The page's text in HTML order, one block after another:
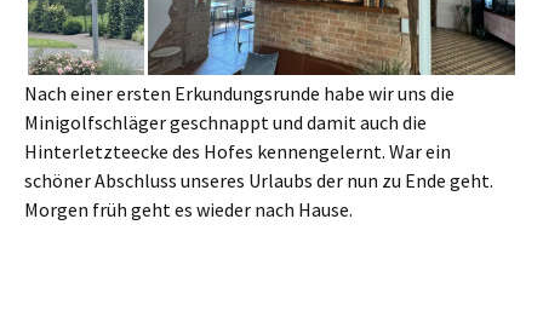
Nach einer ersten Erkundungsrunde habe wir uns die
Minigolfschläger geschnappt und damit auch die
Hinterletzteecke des Hofes kennengelernt. War ein
schöner Abschluss unseres Urlaubs der nun zu Ende geht.
Morgen früh geht es wieder nach Hause.